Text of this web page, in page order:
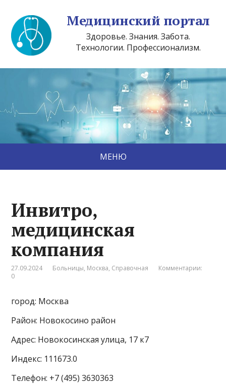
Медицинский портал
Здоровье. Знания. Забота.
Технологии. Профессионализм.
МЕНЮ
Инвитро,
медицинская
компания
27.09.2024 Больницы, Москва, Справочная
Комментарии:
0
город: Москва
Район: Новокосино район
Адрес: Новокосинская улица, 17 к7
Индекс: 111673.0
Телефон: +7 (495) 3630363